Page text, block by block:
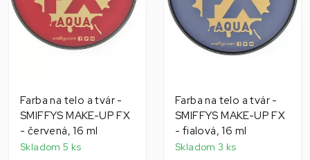
Farba na telo a tvár -
SMIFFYS MAKE-UP FX
- červená, 16 ml
Skladom 5 ks
Farba na telo a tvár -
SMIFFYS MAKE-UP FX
- fialová, 16 ml
Skladom 3 ks